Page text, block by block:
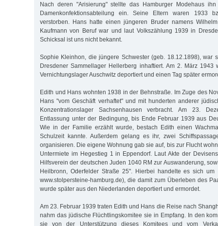
Nach deren "Arisierung" stellte das Hamburger Modehaus
Damenkonfektionsabteilung ein. Seine Eltern waren 1933
verstorben. Hans hatte einen jüngeren Bruder namens
Kaufmann von Beruf war und laut Volkszählung 1939 in
Schicksal ist uns nicht bekannt.
Sophie Kleinhon, die jüngere Schwester (geb. 18.12.1898), war
Dresdener Sammellager Hellerberg inhaftiert. Am 2. März
Vernichtungslager Auschwitz deportiert und einen Tag später
Edith und Hans wohnten 1938 in der Behnstraße. Im Zuge des
Hans "vom Geschäft verhaftet" und mit hunderten anderer
Konzentrationslager Sachsenhausen verbracht. Am 23.
Entlassung unter der Bedingung, bis Ende Februar 1939 aus
Wie in der Familie erzählt wurde, bestach Edith einen
Schulzeit kannte. Außerdem gelang es ihr, zwei
organisieren. Die eigene Wohnung gab sie auf, bis zur Flucht
Untermiete im Hegestieg 1 in Eppendorf. Laut Akte der
Hilfsverein der deutschen Juden 1040 RM zur Auswanderung,
Heilbronn, Oderfelder Straße 25". Hierbei handelte es sich um
www.stolpersteine-hamburg.de), die damit zum Überleben des
wurde später aus den Niederlanden deportiert und ermordet.
Am 23. Februar 1939 traten Edith und Hans die Reise nach
nahm das jüdische Flüchtlingskomitee sie in Empfang. In den
sie von der Unterstützung dieses Komitees und vom